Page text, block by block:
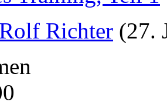
Rolf Richter (27.